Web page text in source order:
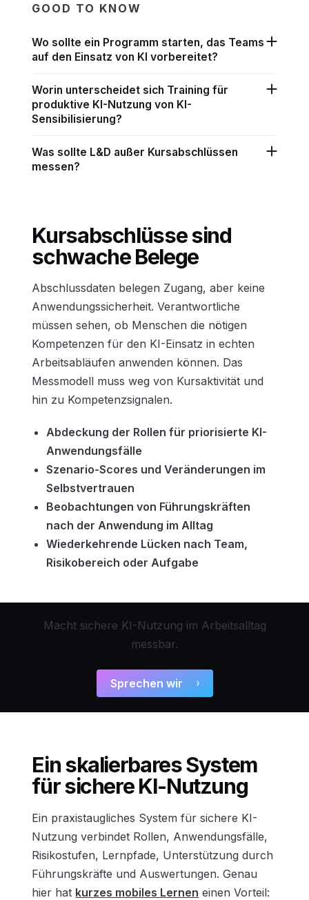
GOOD TO KNOW
Wo sollte ein Programm starten, das Teams
auf den Einsatz von KI vorbereitet?
Worin unterscheidet sich Training für
produktive KI-Nutzung von KI-
Sensibilisierung?
Was sollte L&D außer Kursabschlüssen
messen?
Kursabschlüsse sind
schwache Belege
Abschlussdaten belegen Zugang, aber keine
Anwendungssicherheit. Verantwortliche
müssen sehen, ob Menschen die nötigen
Kompetenzen für den KI-Einsatz in echten
Arbeitsabläufen anwenden können. Das
Messmodell muss weg von Kursaktivität und
hin zu Kompetenzsignalen.
Abdeckung der Rollen für priorisierte KI-
Anwendungsfälle
Szenario-Scores und Veränderungen im
Selbstvertrauen
Beobachtungen von Führungskräften
nach der Anwendung im Alltag
Wiederkehrende Lücken nach Team,
Risikobereich oder Aufgabe
Macht sichere KI-Nutzung im Arbeitsalltag
messbar.
Sprechen wir
Ein skalierbares System
für sichere KI-Nutzung
Ein praxistaugliches System für sichere KI-
Nutzung verbindet Rollen, Anwendungsfälle,
Risikostufen, Lernpfade, Unterstützung durch
Führungskräfte und Auswertungen. Genau
hier hat kurzes mobiles Lernen einen Vorteil: